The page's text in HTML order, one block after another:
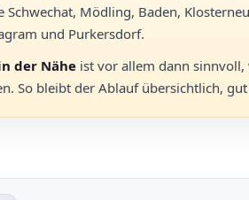
Mödling, Baden,
und Purkersdorf.
der Nähe ist vor allem dann sinnvoll,
So bleibt der Ablauf übersichtlich,